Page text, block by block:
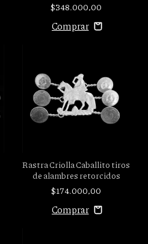
$348.000,00
Rastra Criolla Caballito tiros
de alambres retorcidos
$174.000,00